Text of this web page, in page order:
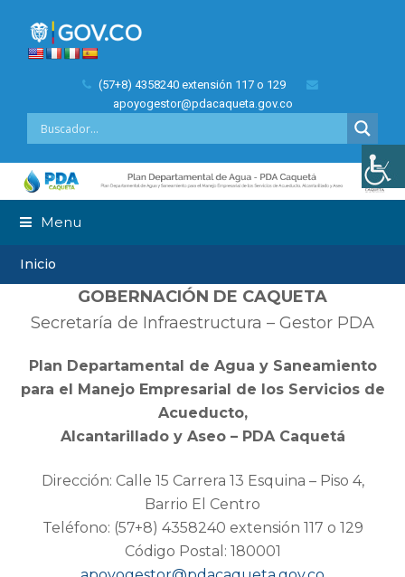
(57+8) 4358240 extensión 117 o 129
apoyogestor@pdacaqueta.gov.co
Menu
Inicio
GOBERNACIÓN DE CAQUETA
Secretaría de Infraestructura – Gestor PDA
Plan Departamental de Agua y Saneamiento
para el Manejo Empresarial de los Servicios de
Acueducto,
Alcantarillado y Aseo – PDA Caquetá
Dirección: Calle 15 Carrera 13 Esquina – Piso 4,
Barrio El Centro
Teléfono: (57+8) 4358240 extensión 117 o 129
Código Postal: 180001